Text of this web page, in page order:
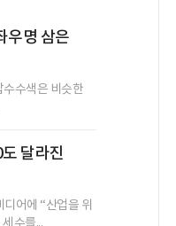
우명 삼은
수수색은 비슷한
달라진
어에 “산업을 위